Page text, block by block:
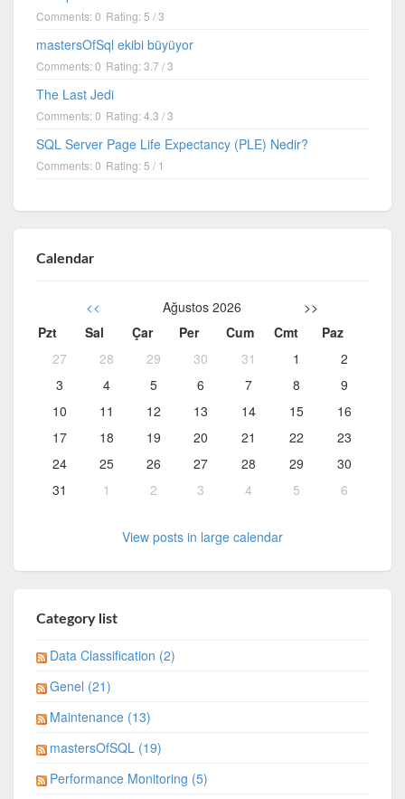
Comments: 0 Rating: 5 / 3
mastersOfSql ekibi büyüyor
Comments: 0 Rating: 3.7 / 3
The Last Jedi
Comments: 0 Rating: 4.3 / 3
SQL Server Page Life Expectancy (PLE) Nedir?
Comments: 0 Rating: 5 / 1
Calendar
<< Ağustos 2026
>>
Pzt
Sal Çar Per Cum Cmt
Paz
27
28 29 30 31 1
2
3
4 5 6 7 8
9
10
11 12 13 14 15
16
17
18 19 20 21 22
23
24
25 26 27 28 29
30
31
1 2 3 4 5 6
View posts in large calendar
Category list
Data Classification (2)
Genel (21)
Maintenance (13)
mastersOfSQL (19)
Performance Monitoring (5)